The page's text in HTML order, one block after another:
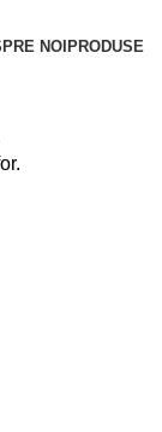
NOI PRODUSE